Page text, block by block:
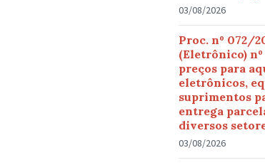
03/08/2026
Proc. nº 072/
(Eletrônico)
preços para
eletrônicos,
suprimentos
entrega
diversos
03/08/2026